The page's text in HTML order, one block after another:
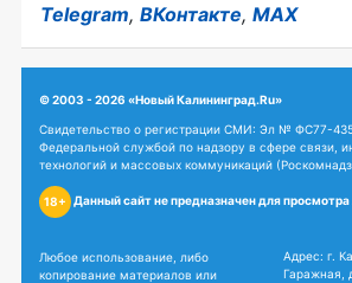
Telegram, ВКонтакте, MAX
© 2003 - 2026 «Новый Калининград.Ru»
Свидетельство о регистрации СМИ: Эл № ФС77-
Федеральной службой по надзору в сфере связи,
технологий и массовых коммуникаций
18+ Данный сайт не предназначен для
Любое использование, либо
копирование материалов или
Адрес: г.
Гаражная,